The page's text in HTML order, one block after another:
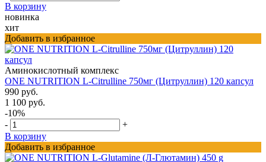
В корзину
новинка
хит
Добавить в избранное
Аминокислотный комплекс
ONE NUTRITION L-Citrulline 750мг (Цитруллин) 120 капсул
990 руб.
1 100 руб.
-10%
-
+
В корзину
Добавить в избранное